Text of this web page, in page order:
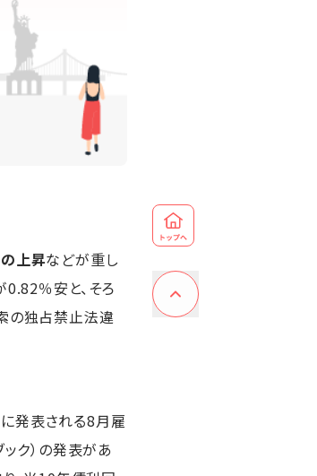
上昇などが重し
％安と、そろ
の独占禁止法違
発表される8月雇
ク）の発表があ